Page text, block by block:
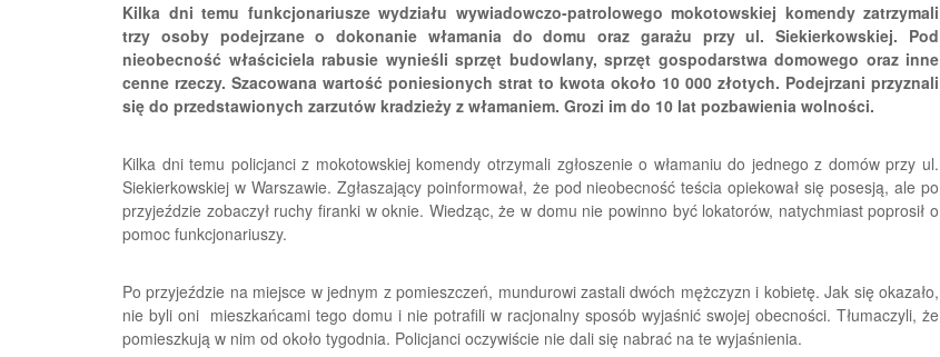
Kilka dni temu funkcjonariusze wydziału wywiadowczo-patrolowego mokotowskiej komendy zatrzymali
trzy osoby podejrzane o dokonanie włamania do domu oraz garażu przy ul. Siekierkowskiej. Pod
nieobecność właściciela rabusie wynieśli sprzęt budowlany, sprzęt gospodarstwa domowego oraz inne
cenne rzeczy. Szacowana wartość poniesionych strat to kwota około 10 000 złotych. Podejrzani przyznali
się do przedstawionych zarzutów kradzieży z włamaniem. Grozi im do 10 lat pozbawienia wolności.
Kilka dni temu policjanci z mokotowskiej komendy otrzymali zgłoszenie o włamaniu do jednego z domów przy ul.
Siekierkowskiej w Warszawie. Zgłaszający poinformował, że pod nieobecność teścia opiekował się posesją, ale po
przyjeździe zobaczył ruchy firanki w oknie. Wiedząc, że w domu nie powinno być lokatorów, natychmiast poprosił o
pomoc funkcjonariuszy.
Po przyjeździe na miejsce w jednym z pomieszczeń, mundurowi zastali dwóch mężczyzn i kobietę. Jak się okazało,
nie byli oni mieszkańcami tego domu i nie potrafili w racjonalny sposób wyjaśnić swojej obecności. Tłumaczyli, że
pomieszkują w nim od około tygodnia. Policjanci oczywiście nie dali się nabrać na te wyjaśnienia.